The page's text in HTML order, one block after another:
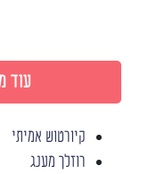
עוד
קיורטוש אמיתי
רוזלך מענג